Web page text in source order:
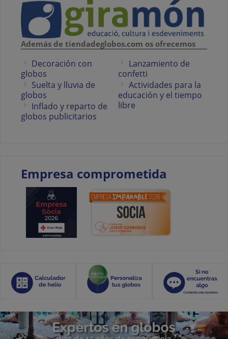
Además de tiendadeglobos.com os ofrecemos
Decoración con
globos
Suelta y lluvia de
globos
Inflado y reparto de
globos publicitarios
Lanzamiento de
confetti
Actividades para la
educación y el tiempo
libre
Empresa comprometida